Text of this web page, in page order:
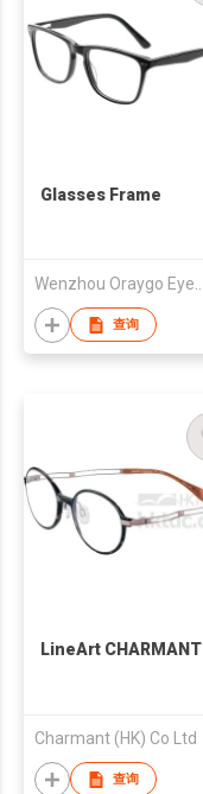
Glasses Frame
查询
LineArt CHARMANT
Charmant (HK) Co Ltd
查询